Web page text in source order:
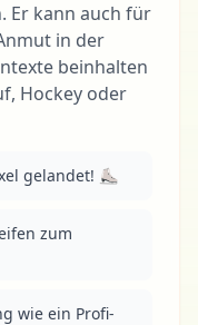
Er kann auch für
in der
beinhalten
Hockey oder
gelandet! ⛸
zum
wie ein Profi-